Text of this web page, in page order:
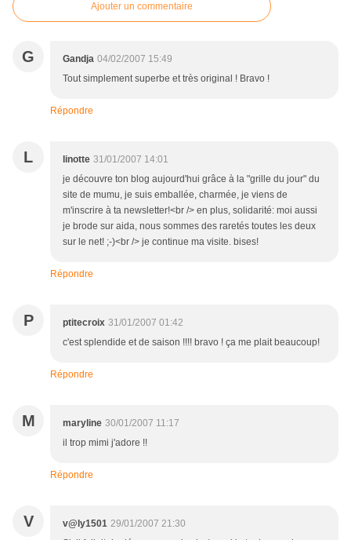
Ajouter un commentaire
G Gandja 04/02/2007 15:49
Tout simplement superbe et très original ! Bravo !
Répondre
L linotte 31/01/2007 14:01
je découvre ton blog aujourd'hui grâce à la "grille du jour" du
site de mumu, je suis emballée, charmée, je viens de
m'inscrire à ta newsletter!<br /> en plus, solidarité: moi aussi
je brode sur aida, nous sommes des raretés toutes les deux
sur le net! ;-)<br /> je continue ma visite. bises!
Répondre
P ptitecroix 31/01/2007 01:42
c'est splendide et de saison !!!! bravo ! ça me plait beaucoup!
Répondre
M maryline 30/01/2007 11:17
il trop mimi j'adore !!
Répondre
V v@ly1501 29/01/2007 21:30